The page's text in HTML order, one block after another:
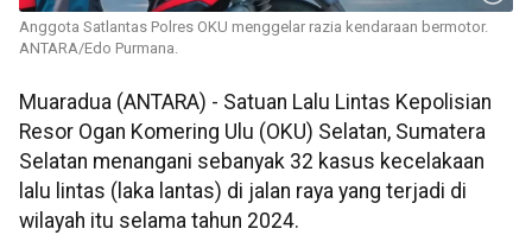
Anggota Satlantas Polres OKU menggelar razia kendaraan bermotor.
ANTARA/Edo Purmana.
Muaradua (ANTARA) - Satuan Lalu Lintas Kepolisian
Resor Ogan Komering Ulu (OKU) Selatan, Sumatera
Selatan menangani sebanyak 32 kasus kecelakaan
lalu lintas (laka lantas) di jalan raya yang terjadi di
wilayah itu selama tahun 2024.